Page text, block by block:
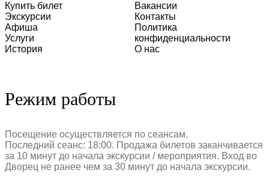
Купить билет
Экскурсии
Афиша
Услуги
История
Вакансии
Контакты
Политика
конфиденциальности
О нас
Режим работы
Посещение осуществляется по сеансам.
Последний сеанс: 18:00. Продажа билетов заканчивается
за 10 минут до начала экскурсии / мероприятия. Вход во
Дворец не ранее чем за 30 минут до начала экскурсии.